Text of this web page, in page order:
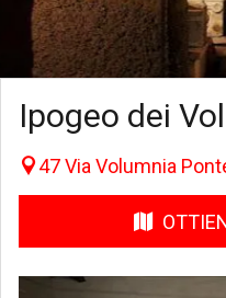
Ipogeo dei
47 Via Volumnia